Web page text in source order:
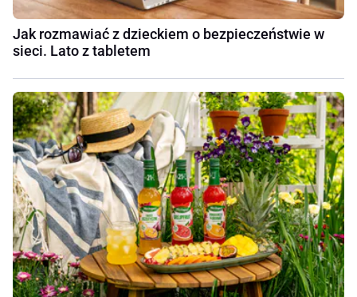
Jak rozmawiać z dzieckiem o bezpieczeństwie w
sieci. Lato z tabletem